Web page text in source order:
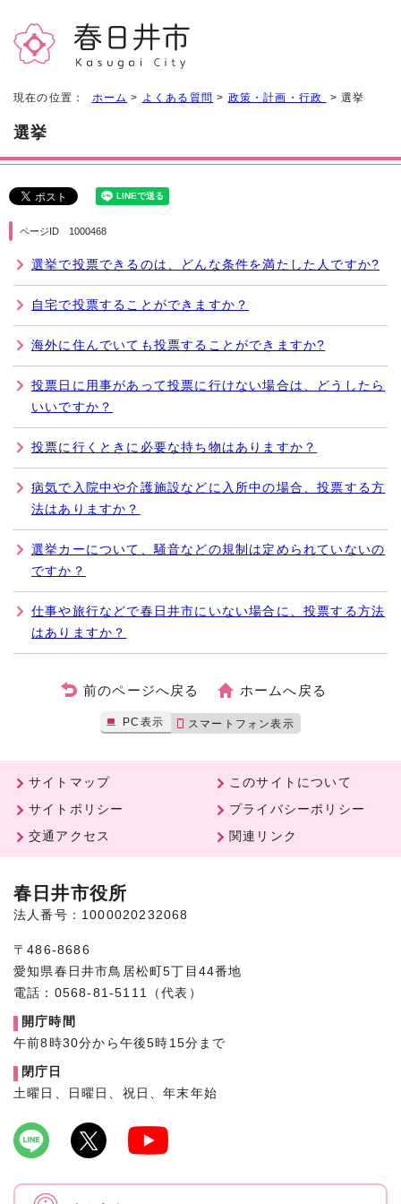
現在の位置： ホーム > よくある質問 > 政策・計画・行政 > 選挙
選挙
ページID 1000468
選挙で投票できるのは、どんな条件を満たした人ですか?
自宅で投票することができますか？
海外に住んでいても投票することができますか?
投票日に用事があって投票に行けない場合は、どうしたら
いいですか？
投票に行くときに必要な持ち物はありますか？
病気で入院中や介護施設などに入所中の場合、投票する方
法はありますか？
選挙カーについて、騒音などの規制は定められていないの
ですか？
仕事や旅行などで春日井市にいない場合に、投票する方法
はありますか？
前のページへ戻る ホームへ戻る
PC表示 スマートフォン表示
サイトマップ
このサイトについて
サイトポリシー
プライバシーポリシー
交通アクセス
関連リンク
春日井市役所
法人番号：1000020232068
〒486-8686
愛知県春日井市鳥居松町5丁目44番地
電話：0568-81-5111（代表）
開庁時間
午前8時30分から午後5時15分まで
閉庁日
土曜日、日曜日、祝日、年末年始